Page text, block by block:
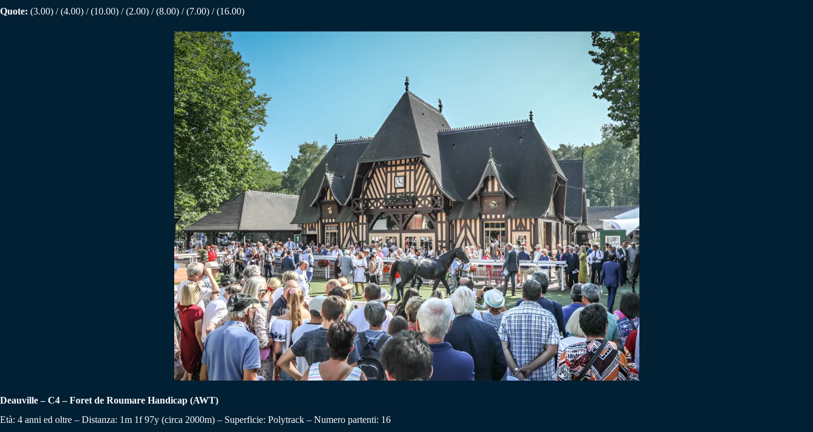
Quote: (3.00) / (4.00) / (10.00) / (2.00) / (8.00) / (7.00) / (16.00)
Deauville – C4 – Foret de Roumare Handicap (AWT)
Età: 4 anni ed oltre – Distanza: 1m 1f 97y (circa 2000m) – Superficie: Polytrack – Numero partenti: 16